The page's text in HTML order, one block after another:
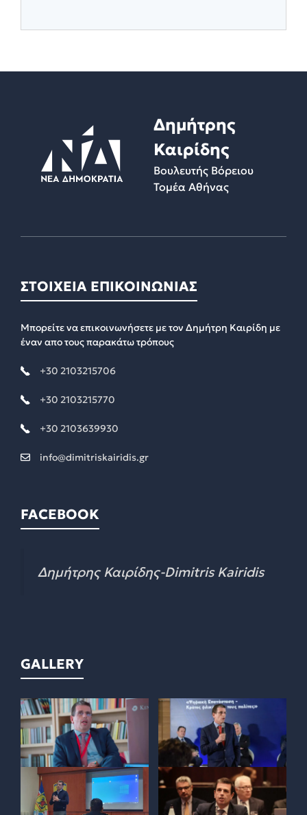
Δημήτρης
Καιρίδης
Βουλευτής Βόρειου
Τομέα Αθήνας
ΣΤΟΙΧΕΙΑ ΕΠΙΚΟΙΝΩΝΙΑΣ
Μπορείτε να επικοινωνήσετε με τον Δημήτρη Καιρίδη με
έναν απο τους παρακάτω τρόπους
+30 2103215706
+30 2103215770
+30 2103639930
info@dimitriskairidis.gr
FACEBOOK
Δημήτρης Καιρίδης-Dimitris Kairidis
GALLERY